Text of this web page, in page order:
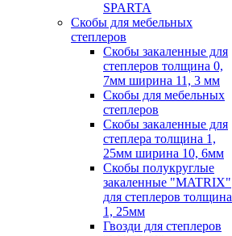
SPARTA
Скобы для мебельных
степлеров
Скобы закаленные для
степлеров толщина 0,
7мм ширина 11, 3 мм
Скобы для мебельных
степлеров
Скобы закаленные для
степлера толщина 1,
25мм ширина 10, 6мм
Скобы полукруглые
закаленные "MATRIX"
для степлеров толщина
1, 25мм
Гвозди для степлеров